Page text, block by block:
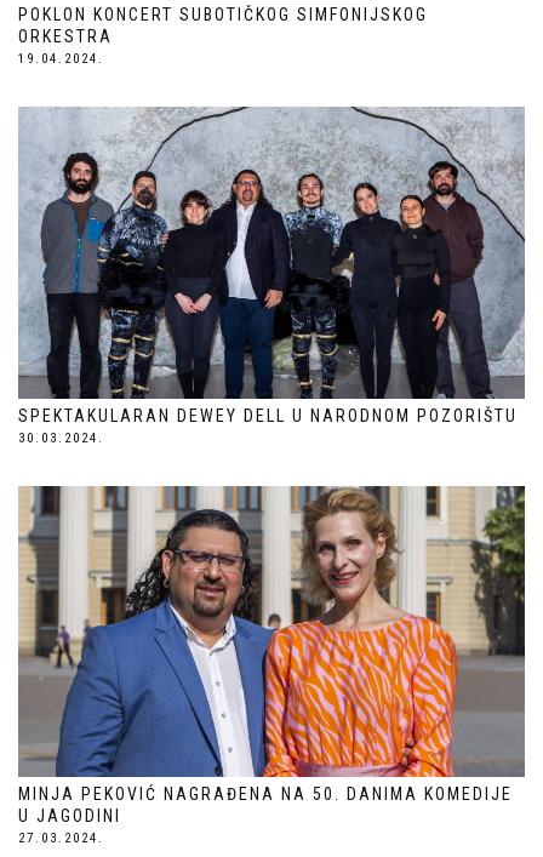
POKLON KONCERT SUBOTIČKOG SIMFONIJSKOG
ORKESTRA
19.04.2024.
SPEKTAKULARAN DEWEY DELL U NARODNOM POZORIŠTU
30.03.2024.
MINJA PEKOVIĆ NAGRAĐENA NA 50. DANIMA KOMEDIJE
U JAGODINI
27.03.2024.